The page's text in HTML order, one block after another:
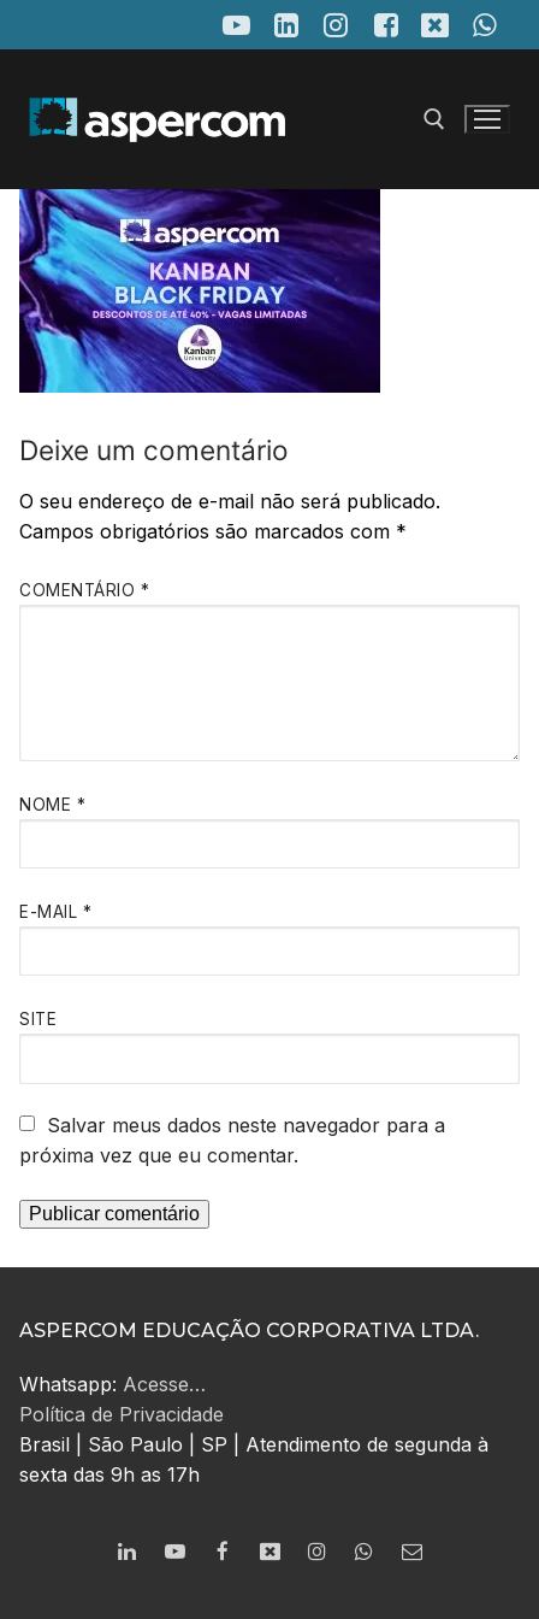
para
conteúdo
Deixe um comentário
O seu endereço de e-mail não será publicado.
Campos obrigatórios são marcados com *
COMENTÁRIO *
NOME *
E-MAIL *
SITE
Salvar meus dados neste navegador para a
próxima vez que eu comentar.
ASPERCOM EDUCAÇÃO CORPORATIVA LTDA.
Whatsapp: Acesse…
Política de Privacidade
Brasil | São Paulo | SP | Atendimento de segunda à
sexta das 9h as 17h